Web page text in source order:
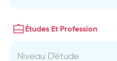
Études Et Profession
Niveau D'étude